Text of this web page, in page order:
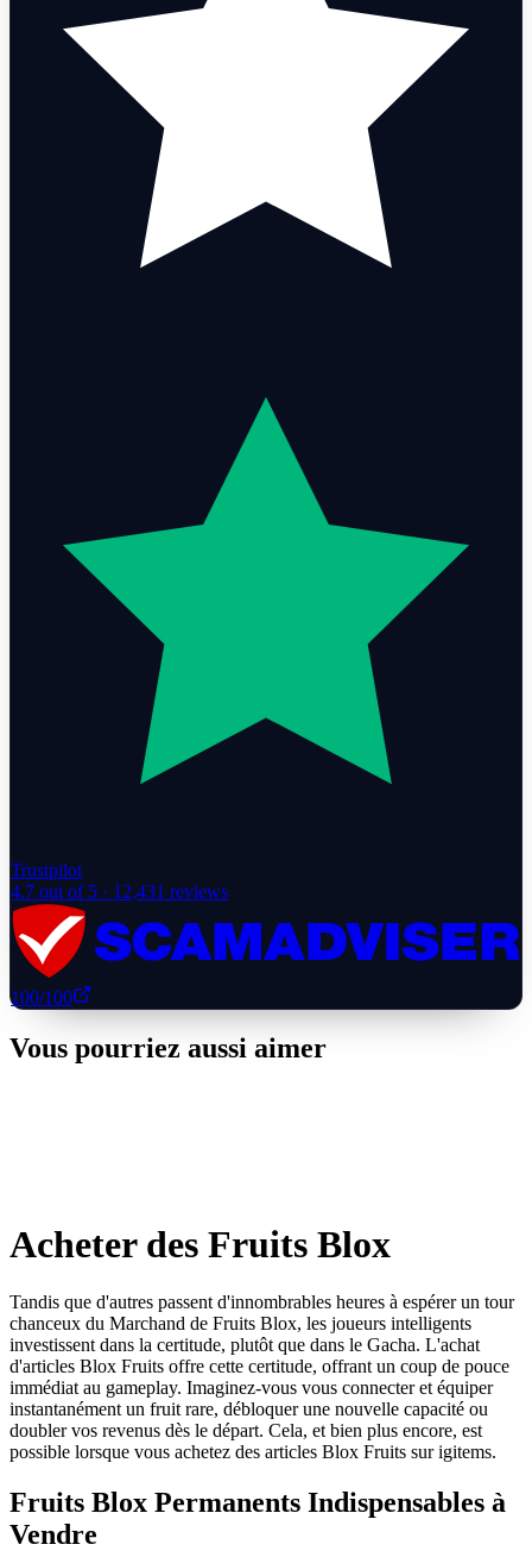
Trustpilot
4.7 out of 5 · 12,431 reviews
100/100
Vous pourriez aussi aimer
Acheter des Fruits Blox
Tandis que d'autres passent d'innombrables heures à espérer un tour
chanceux du Marchand de Fruits Blox, les joueurs intelligents
investissent dans la certitude, plutôt que dans le Gacha. L'achat
d'articles Blox Fruits offre cette certitude, offrant un coup de pouce
immédiat au gameplay. Imaginez-vous vous connecter et équiper
instantanément un fruit rare, débloquer une nouvelle capacité ou
doubler vos revenus dès le départ. Cela, et bien plus encore, est
possible lorsque vous achetez des articles Blox Fruits sur igitems.
Fruits Blox Permanents Indispensables à
Vendre